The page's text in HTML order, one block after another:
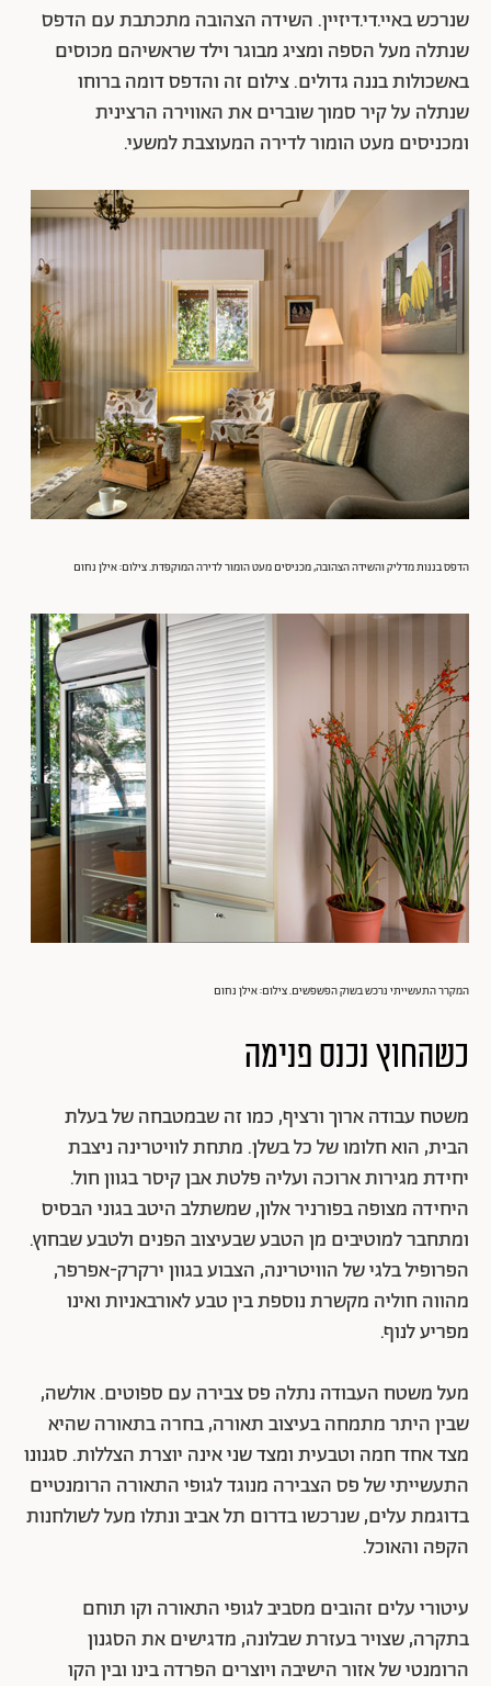
שנרכש באיי.די.דיזיין. השידה הצהובה מתכתבת עם הדפס
שנתלה מעל הספה ומציג מבוגר וילד שראשיהם מכוסים
באשכולות בננה גדולים. צילום זה והדפס דומה ברוחו
שנתלה על קיר סמוך שוברים את האווירה הרצינית
ומכניסים מעט הומור לדירה המעוצבת למשעי.
הדפס בננות מדליק והשידה הצהובה, מכניסים מעט הומור לדירה המוקפדת. צילום: אילן נחום
המקרר התעשייתי נרכש בשוק הפשפשים. צילום: אילן נחום
כשהחוץ נכנס פנימה
משטח עבודה ארוך ורציף, כמו זה שבמטבחה של בעלת
הבית, הוא חלומו של כל בשלן. מתחת לוויטרינה ניצבת
יחידת מגירות ארוכה ועליה פלטת אבן קיסר בגוון חול.
היחידה מצופה בפורניר אלון, שמשתלב היטב בגוני הבסיס
ומתחבר למוטיבים מן הטבע שבעיצוב הפנים ולטבע שבחוץ.
הפרופיל בלגי של הוויטרינה, הצבוע בגוון ירקרק-אפרפר,
מהווה חוליה מקשרת נוספת בין טבע לאורבאניות ואינו
מפריע לנוף.
מעל משטח העבודה נתלה פס צבירה עם ספוטים. אולשה,
שבין היתר מתמחה בעיצוב תאורה, בחרה בתאורה שהיא
מצד אחד חמה וטבעית ומצד שני אינה יוצרת הצללות. סגנונו
התעשייתי של פס הצבירה מנוגד לגופי התאורה הרומנטיים
בדוגמת עלים, שנרכשו בדרום תל אביב ונתלו מעל לשולחנות
הקפה והאוכל.
עיטורי עלים זהובים מסביב לגופי התאורה וקו תוחם
בתקרה, שצויר בעזרת שבלונה, מדגישים את הסגנון
הרומנטי של אזור הישיבה ויוצרים הפרדה בינו ובין הקו